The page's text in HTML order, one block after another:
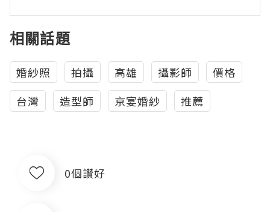
相關話題
婚紗照 拍攝 高雄 攝影師
價格
台灣
造型師 京宴婚紗 推薦
0個讚好